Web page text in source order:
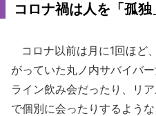
コロナ禍は人を「孤独
コロナ以前は月に1回ほど
がっていた丸ノ内サバイバ
ライン飲み会だったり、リ
で個別に会ったりするよう